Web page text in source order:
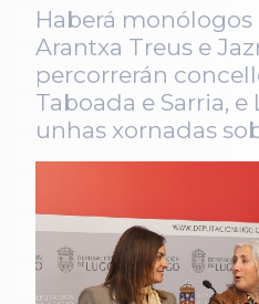
Haberá monólogos
Arantxa Treus e
percorrerán
Taboada e Sarria,
unhas xornadas